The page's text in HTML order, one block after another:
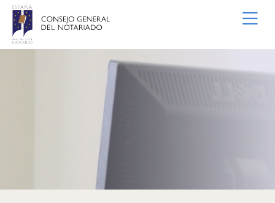
跳转到主内容